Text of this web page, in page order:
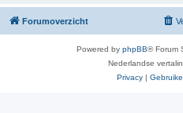
Forumoverzicht
Powered by phpBB® Forum
Nederlandse
Privacy |